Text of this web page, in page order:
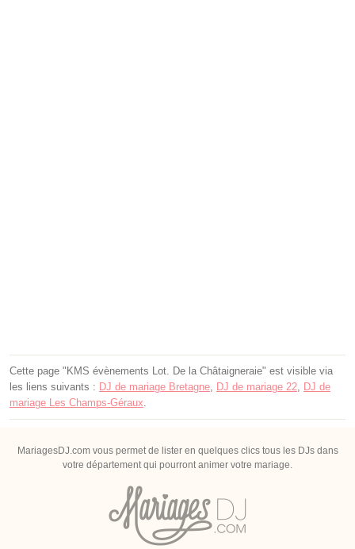
Cette page "KMS évènements Lot. De la Châtaigneraie" est visible via
les liens suivants : DJ de mariage Bretagne, DJ de mariage 22, DJ de
mariage Les Champs-Géraux.
MariagesDJ.com vous permet de lister en quelques clics tous les DJs dans
votre département qui pourront animer votre mariage.